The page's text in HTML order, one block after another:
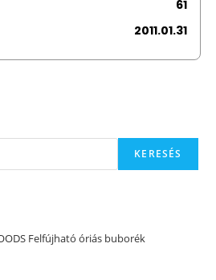
61
2011.01.31
KERESÉS
Felfújható óriás buborék